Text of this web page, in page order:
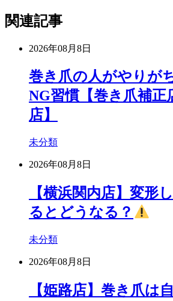
関連記事
2026年08月8日
巻き爪の人がやりが
NG習慣【巻き爪補正
店】
未分類
2026年08月8日
【横浜関内店】変形
るとどうなる？
未分類
2026年08月8日
【姫路店】巻き爪は